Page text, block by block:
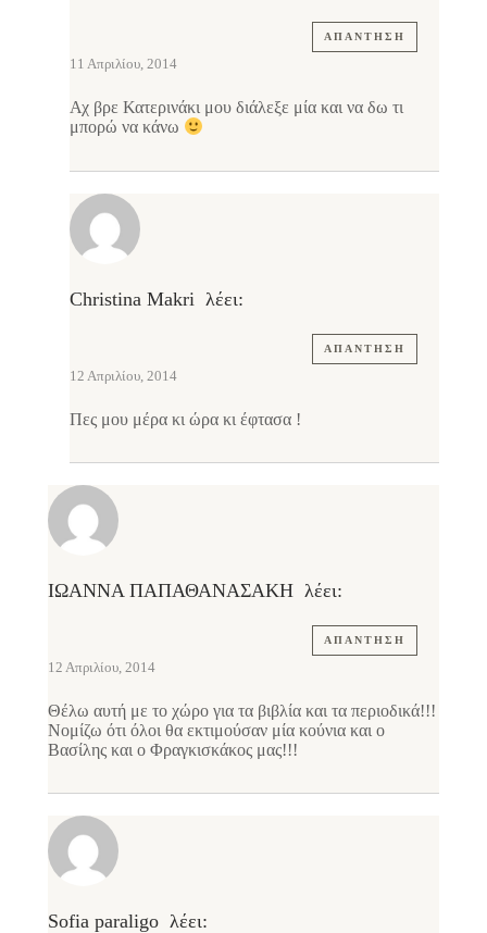
ΑΠΆΝΤΗΣΗ
11 Απριλίου, 2014
Αχ βρε Κατερινάκι μου διάλεξε μία και να δω τι
μπορώ να κάνω
Christina Makri λέει:
ΑΠΆΝΤΗΣΗ
12 Απριλίου, 2014
Πες μου μέρα κι ώρα κι έφτασα !
ΙΩΑΝΝΑ ΠΑΠΑΘΑΝΑΣΑΚΗ λέει:
ΑΠΆΝΤΗΣΗ
12 Απριλίου, 2014
Θέλω αυτή με το χώρο για τα βιβλία και τα περιοδικά!!!
Νομίζω ότι όλοι θα εκτιμούσαν μία κούνια και ο
Βασίλης και ο Φραγκισκάκος μας!!!
Sofia paraligo λέει: